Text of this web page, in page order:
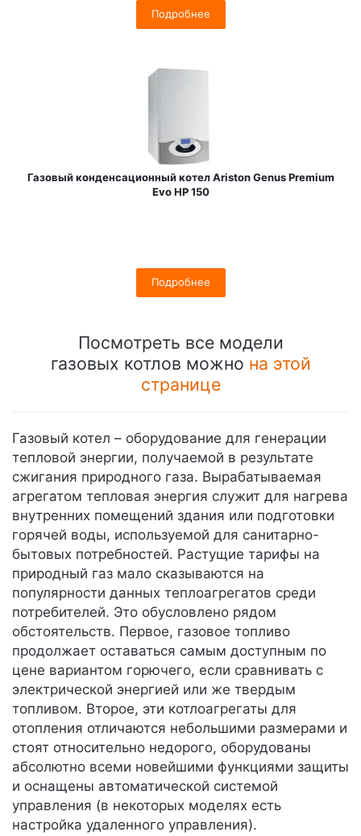
Подробнее
Газовый конденсационный котел Ariston Genus Premium
Evo HP 150
Подробнее
Посмотреть все модели
газовых котлов можно на этой
странице
Газовый котел – оборудование для генерации
тепловой энергии, получаемой в результате
сжигания природного газа. Вырабатываемая
агрегатом тепловая энергия служит для нагрева
внутренних помещений здания или подготовки
горячей воды, используемой для санитарно-
бытовых потребностей. Растущие тарифы на
природный газ мало сказываются на
популярности данных теплоагрегатов среди
потребителей. Это обусловлено рядом
обстоятельств. Первое, газовое топливо
продолжает оставаться самым доступным по
цене вариантом горючего, если сравнивать с
электрической энергией или же твердым
топливом. Второе, эти котлоагрегаты для
отопления отличаются небольшими размерами и
стоят относительно недорого, оборудованы
абсолютно всеми новейшими функциями защиты
и оснащены автоматической системой
управления (в некоторых моделях есть
настройка удаленного управления).